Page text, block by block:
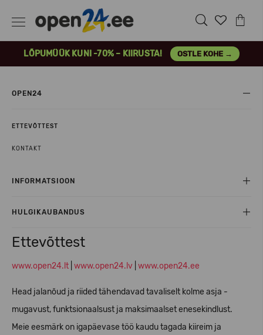
LÕPUMÜÜK KUNI -70% – KIIRUSTA! OSTLE KOHE →
OPEN24
ETTEVÕTTEST
KONTAKT
INFORMATSIOON
HULGIKAUBANDUS
Ettevõttest
www.open24.lt www.open24.lv www.open24.ee
Head jalanõud ja riided tähendavad tavaliselt kolme asja -
mugavust, funktsionaalsust ja maksimaalset enesekindlust.
Meie eesmärk on igapäevase töö kaudu tagada kiireim ja